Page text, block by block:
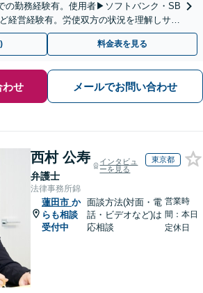
の勤務経験有。使用者▶︎ソフトバンク・SB
経営経験有。労使双方の状況を理解しサポ
対応可｜税理士在籍】
料金表を見る
わせ メールでお問い合わせ
西村 公寿
弁護士
インタビュ
ーを見る
東京都
法律事務所錦
蓮田市 か
らも相談
受付中
面談方法(対面・電
話・ビデオなど)は
応相談
営業時
間：本日
定休日